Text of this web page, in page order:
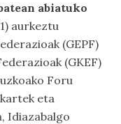
abiatuko
aurkeztu
(GEPF)
(GKEF)
Foru
eta
Idiazabalgo